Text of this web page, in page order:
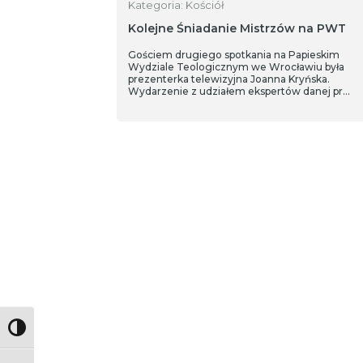
Toggle High Contrast
Kategoria: Kościół
Kolejne Śniadanie Mistrzów na PWT
Gościem drugiego spotkania na Papieskim
Wydziale Teologicznym we Wrocławiu była
prezenterka telewizyjna Joanna Kryńska.
Wydarzenie z udziałem ekspertów danej pr…